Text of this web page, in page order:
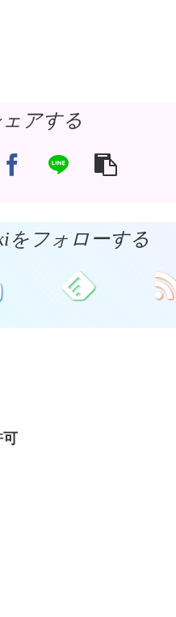
ェアする
をフォローする
可